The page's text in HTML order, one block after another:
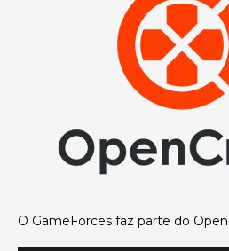
O GameForces faz parte do